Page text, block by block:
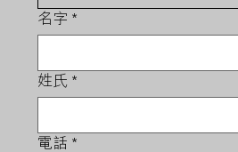
名字 *
姓氏 *
電話 *